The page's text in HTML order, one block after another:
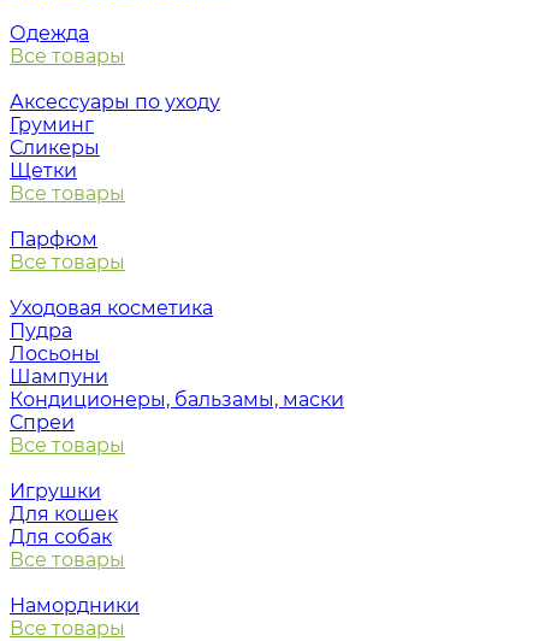
Одежда
Все товары
Аксессуары по уходу
Груминг
Сликеры
Щетки
Все товары
Парфюм
Все товары
Уходовая косметика
Пудра
Лосьоны
Шампуни
Кондиционеры, бальзамы, маски
Спреи
Все товары
Игрушки
Для кошек
Для собак
Все товары
Намордники
Все товары